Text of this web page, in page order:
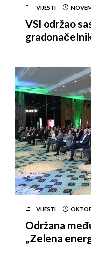
VIJESTI
VSI održao
VIJESTI
Održana
„Zelena